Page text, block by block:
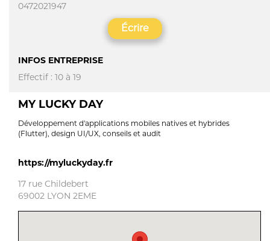
0472021947
Écrire
INFOS ENTREPRISE
Effectif : 10 à 19
MY LUCKY DAY
Développement d'applications mobiles natives et hybrides
(Flutter), design UI/UX, conseils et audit
https://myluckyday.fr
17 rue Childebert
69002 LYON 2EME